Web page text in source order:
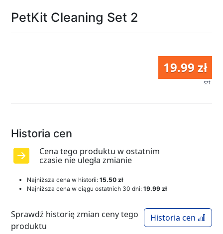
PetKit Cleaning Set 2
19.99 zł
szt
Historia cen
Cena tego produktu w ostatnim
czasie nie uległa zmianie
Najniższa cena w historii: 15.50 zł
Najniższa cena w ciągu ostatnich 30 dni: 19.99 zł
Historia cen
Sprawdź historię zmian ceny tego
produktu